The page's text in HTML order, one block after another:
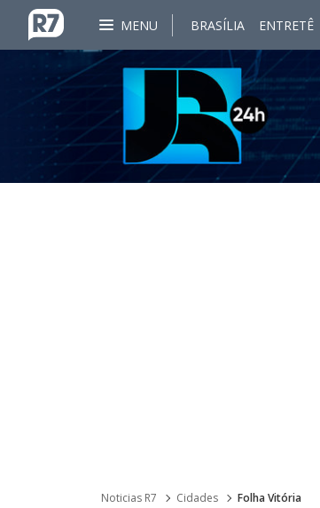
MENU BRASÍLIA ENTRETÊ
Noticias R7 Cidades Folha Vitória